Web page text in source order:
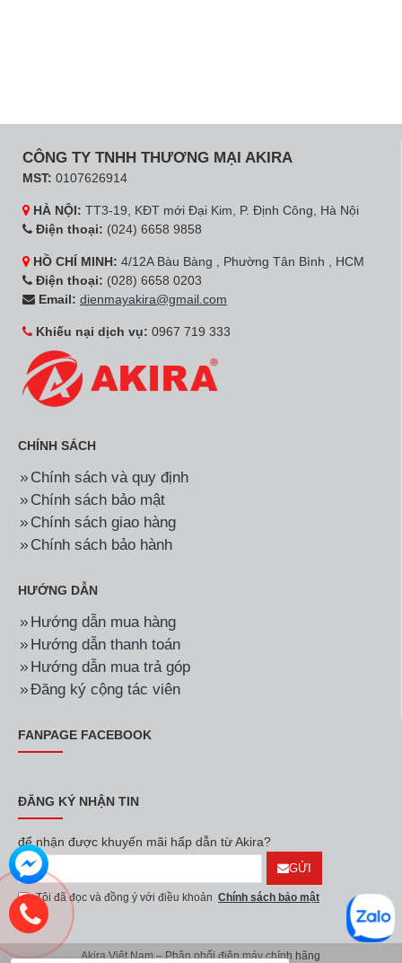
CÔNG TY TNHH THƯƠNG MẠI AKIRA
MST: 0107626914
HÀ NỘI: TT3-19, KĐT mới Đại Kim, P. Định Công, Hà Nội
Điện thoại: (024) 6658 9858
HỒ CHÍ MINH: 4/12A Bàu Bàng , Phường Tân Bình , HCM
Điện thoại: (028) 6658 0203
Email: dienmayakira@gmail.com
Khiếu nại dịch vụ: 0967 719 333
CHÍNH SÁCH
Chính sách và quy định
Chính sách bảo mật
Chính sách giao hàng
Chính sách bảo hành
HƯỚNG DẪN
Hướng dẫn mua hàng
Hướng dẫn thanh toán
Hướng dẫn mua trả góp
Đăng ký cộng tác viên
FANPAGE FACEBOOK
ĐĂNG KÝ NHẬN TIN
để nhận được khuyến mãi hấp dẫn từ Akira?
GỬI
Tôi đã đọc và đồng ý với điều khoản Chính sách bảo mật
Akira Việt Nam – Phân phối điện máy chính hãng